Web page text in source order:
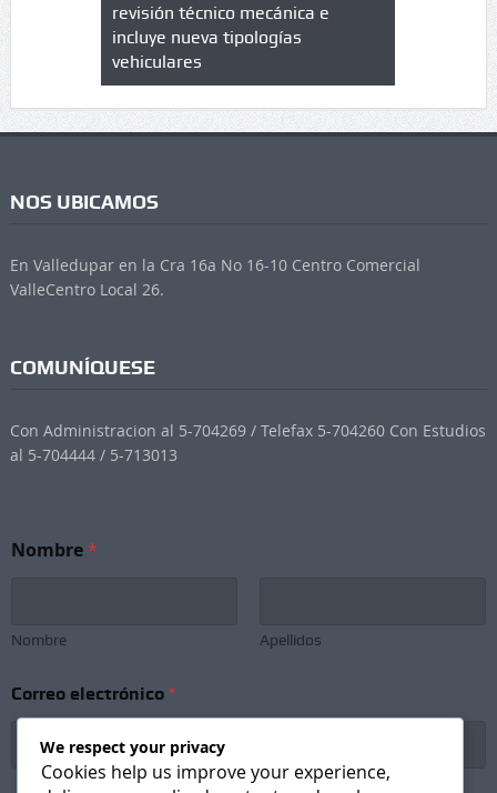
en
revisión técnico mecánica e
incluye nueva tipologías
vehiculares
NOS UBICAMOS
En Valledupar en la Cra 16a No 16-10 Centro Comercial
ValleCentro Local 26.
COMUNÍQUESE
Con Administracion al 5-704269 / Telefax 5-704260 Con Estudios
al 5-704444 / 5-713013
Nombre*
Nombre Apellidos
C
o
Correo electrónico *
We respect your privacy
Cookies help us improve your experience,